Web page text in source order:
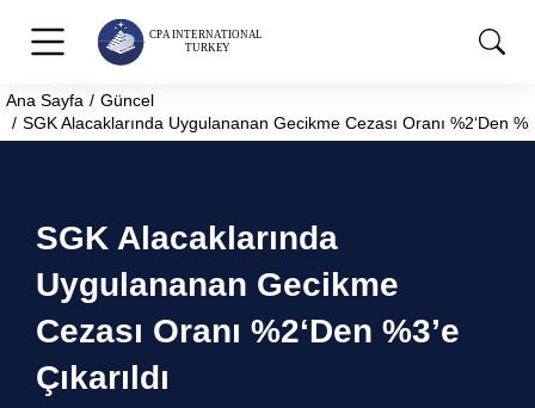
You are here:
Ana Sayfa
Güncel
SGK Alacaklarında Uygulananan Gecikme Cezası Oranı %2‘Den
SGK Alacaklarında
Uygulananan Gecikme
Cezası Oranı %2‘Den %3’e
Çıkarıldı